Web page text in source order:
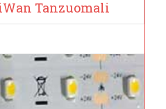
Tanzuomali